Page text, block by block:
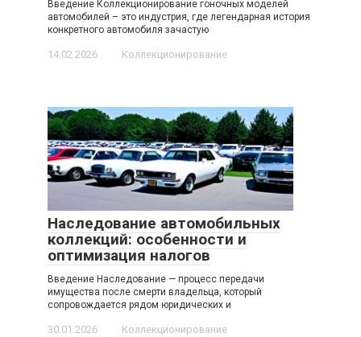
Введение Коллекционирование гоночных моделей
автомобилей – это индустрия, где легендарная история
конкретного автомобиля зачастую
14.02.2026 Коллекционирование
Наследование автомобильных
коллекций: особенности и
оптимизация налогов
Введение Наследование — процесс передачи
имущества после смерти владельца, который
сопровождается рядом юридических и
30.01.2026 Коллекционирование